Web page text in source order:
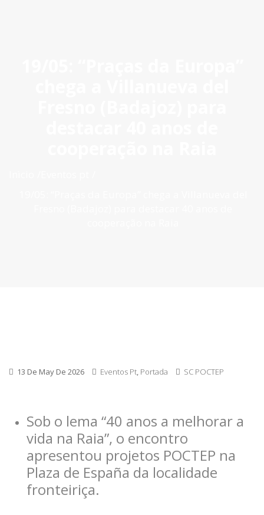
13 De May De 2026 Eventos Pt, Portada SC POCTEP
Sob o lema “40 anos a melhorar a
vida na Raia”, o encontro
apresentou projetos POCTEP na
Plaza de España da localidade
fronteiriça.